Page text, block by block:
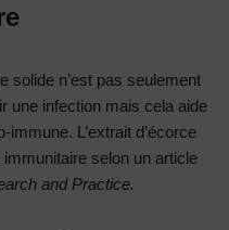
solide n’est pas seulement
une infection mais cela aide
L’extrait d’écorce
selon un article
and Practice.